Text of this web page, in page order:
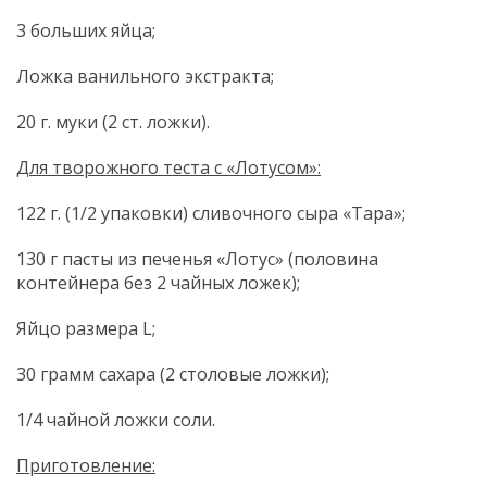
3 больших яйца;
Ложка ванильного экстракта;
20 г. муки (2 ст. ложки).
Для творожного теста с «Лотусом»:
122 г. (1/2 упаковки) сливочного сыра «Тара»;
130 г пасты из печенья «Лотус» (половина
контейнера без 2 чайных ложек);
Яйцо размера L;
30 грамм сахара (2 столовые ложки);
1/4 чайной ложки соли.
Приготовление: